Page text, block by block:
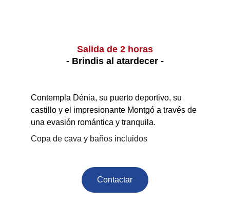
Salida de 2 horas
- Brindis al atardecer -
Contempla Dénia, su puerto deportivo, su
castillo y el impresionante Montgó a través de
una evasión romántica y tranquila.
Copa de cava y baños incluidos
Contactar